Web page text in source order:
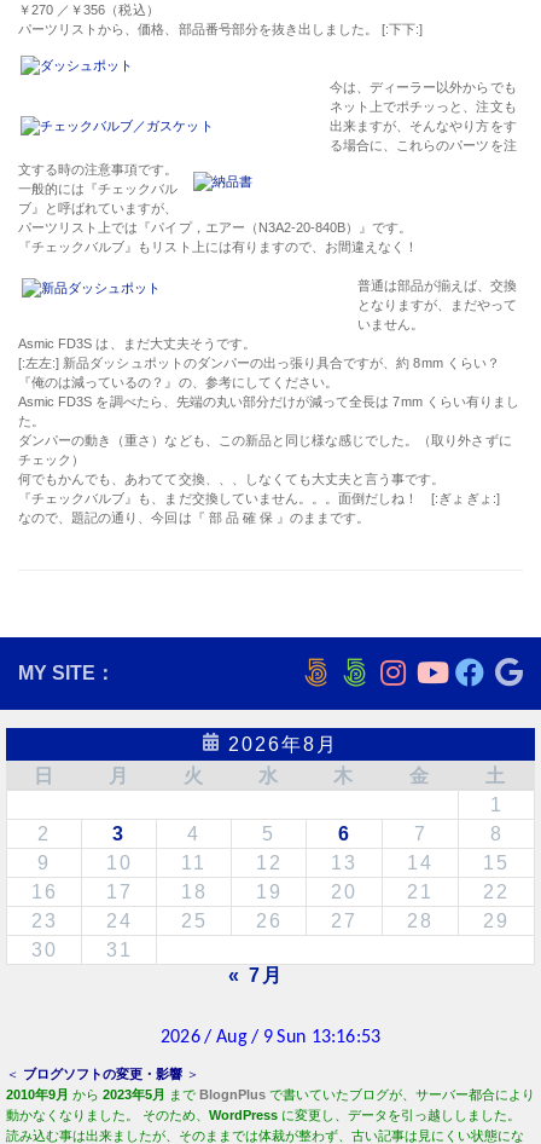
￥270 ／ ￥356 （税込）
パーツリストから、価格、部品番号部分を抜き出しました。 [:下下:]
今は、ディーラー以外からでも
ネット上でポチッっと、注文も
出来ますが、そんなやり方をす
る場合に、これらのパーツを注
文する時の注意事項です。
一般的には『チェックバル
ブ 』と呼ばれていますが、
パーツリスト上では『パイプ，エアー（N3A2-20-840B）
』です。
『チェックバルブ 』もリスト上には有りますので、お間違えなく！
普通は部品が揃えば、交換
となりますが、まだやって
いません。
Asmic FD3S は、まだ大丈夫そうです。
[:左左:] 新品ダッシュポットのダンパーの出っ張り具合ですが、約8mmくらい？
『俺のは減っているの？ 』の、参考にしてください。
Asmic FD3S を調べたら、先端の丸い部分だけが減って全長は7mmくらい有りまし
た。
ダンパーの動き（重さ）なども、この新品と同じ様な感じでした。（取り外さずに
チェック）
何でもかんでも、あわてて交換、、、しなくても大丈夫と言う事です。
『チェックバルブ 』も、まだ交換していません。。。面倒だしね！ [:ぎょぎょ:]
なので、題記の通り、今回は『 部 品 確 保』のままです。
MY SITE：
2026年8月
日
月 火 水 木 金
土
1
2
3 4 5 6 7
8
9
10 11 12 13 14
15
16
17 18 19 20 21
22
23
24 25 26 27 28
29
30
31
« 7月
＜ ブログソフトの変更・影響 ＞
2010年9月 から 2023年5月 まで BlognPlus で書いていたブログが、サーバー都合により
動かなくなりました。 そのため、 WordPress に変更し、データを引っ越ししました。
読み込む事は出来ましたが、そのままでは体裁が整わず、古い記事は見にくい状態にな